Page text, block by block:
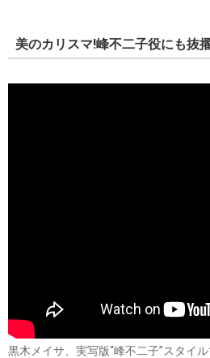
美のカリスマ!峰不二子役にも抜
黒木メイサ、実写版“峰不二子”スタイ